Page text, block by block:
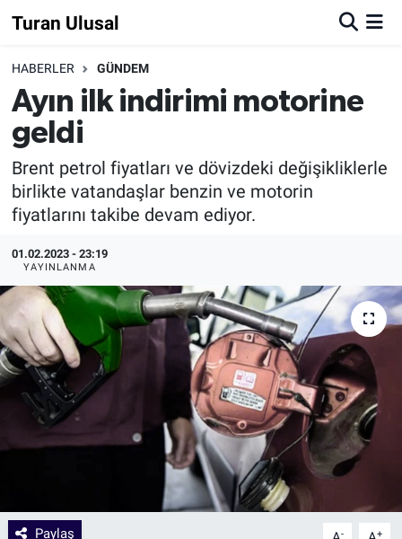
Turan Ulusal
HABERLER GÜNDEM
Ayın ilk indirimi motorine
geldi
Brent petrol fiyatları ve dövizdeki değişikliklerle
birlikte vatandaşlar benzin ve motorin
fiyatlarını takibe devam ediyor.
01.02.2023 - 23:19
YAYINLANMA
Paylaş - +